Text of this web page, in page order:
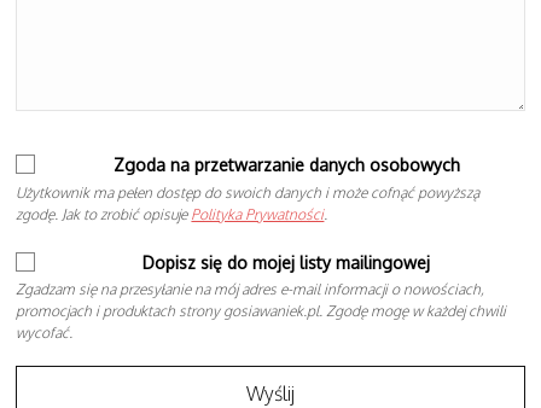
Zgoda na przetwarzanie danych osobowych
Użytkownik ma pełen dostęp do swoich danych i może cofnąć powyższą
zgodę. Jak to zrobić opisuje Polityka Prywatności.
Dopisz się do mojej listy mailingowej
Zgadzam się na przesyłanie na mój adres e-mail informacji o nowościach,
promocjach i produktach strony gosiawaniek.pl. Zgodę mogę w każdej chwili
wycofać.